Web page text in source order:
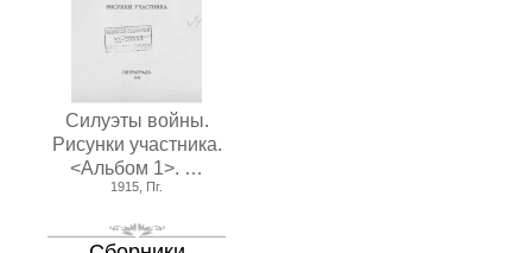
Силуэты войны.
Рисунки участника.
<Альбом 1>. …
1915, Пг.